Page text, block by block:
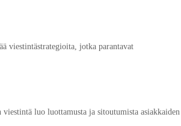
viestintästrategioita, jotka parantavat
luo luottamusta ja sitoutumista asiakkaiden